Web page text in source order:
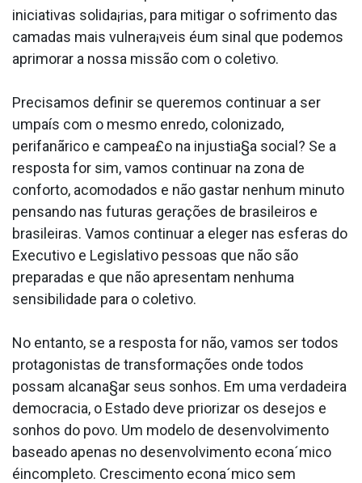
iniciativas solida¡rias, para mitigar o sofrimento das
camadas mais vulnera¡veis éum sinal que podemos
aprimorar a nossa missão com o coletivo.
Precisamos definir se queremos continuar a ser
umpaís com o mesmo enredo, colonizado,
perifanãrico e campea£o na injustia§a social? Se a
resposta for sim, vamos continuar na zona de
conforto, acomodados e não gastar nenhum minuto
pensando nas futuras gerações de brasileiros e
brasileiras. Vamos continuar a eleger nas esferas do
Executivo e Legislativo pessoas que não são
preparadas e que não apresentam nenhuma
sensibilidade para o coletivo.
No entanto, se a resposta for não, vamos ser todos
protagonistas de transformações onde todos
possam alcana§ar seus sonhos. Em uma verdadeira
democracia, o Estado deve priorizar os desejos e
sonhos do povo. Um modelo de desenvolvimento
baseado apenas no desenvolvimento econa´mico
éincompleto. Crescimento econa´mico sem